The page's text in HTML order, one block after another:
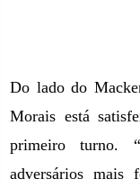
Do lado do
Morais está
primeiro turno.
adversários mais